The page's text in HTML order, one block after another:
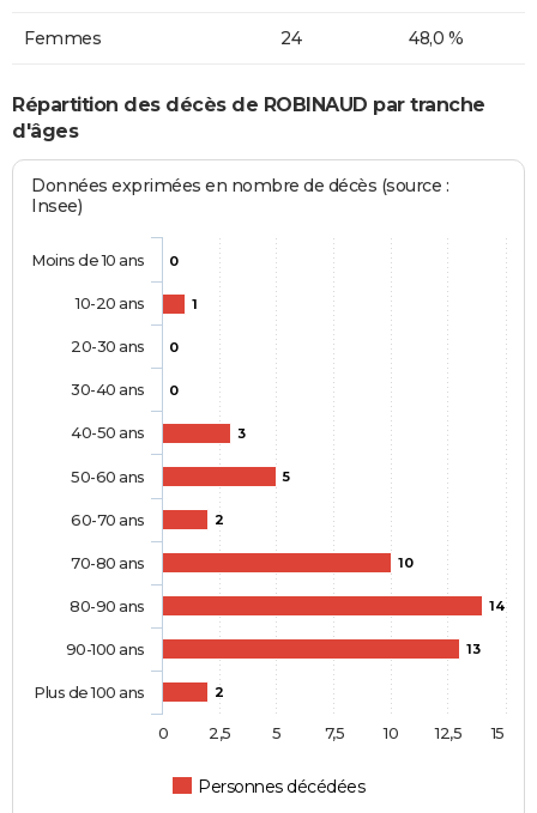
Femmes 24 48,0 %
Répartition des décès de ROBINAUD par tranche
d'âges
Données exprimées en nombre de décès (source :
Insee)
0
1
0
0
3
5
2
10
14
13
2
Personnes décédées
Moins de 10 ans
10-20 ans
20-30 ans
30-40 ans
40-50 ans
50-60 ans
60-70 ans
70-80 ans
80-90 ans
90-100 ans
Plus de 100 ans
0 2,5 5 7,5 10 12,5 15